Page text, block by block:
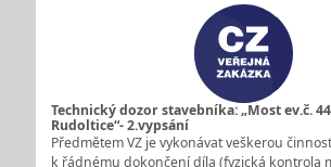
Technický dozor stavebníka: „Most ev.č.
Rudoltice“- 2.vypsání
Předmětem VZ je vykonávat veškerou
k řádnému dokončení díla (fyzická kontrola